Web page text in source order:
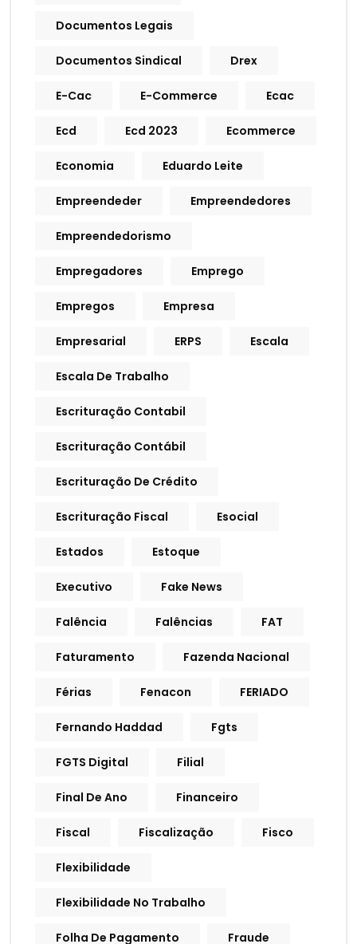
Documentos Legais
Documentos Sindical Drex
E-Cac E-Commerce Ecac
Ecd Ecd 2023 Ecommerce
Economia Eduardo Leite
Empreendeder Empreendedores
Empreendedorismo
Empregadores Emprego
Empregos Empresa
Empresarial ERPS Escala
Escala De Trabalho
Escrituração Contabil
Escrituração Contábil
Escrituração De Crédito
Escrituração Fiscal Esocial
Estados Estoque
Executivo Fake News
Falência Falências FAT
Faturamento Fazenda Nacional
Férias Fenacon FERIADO
Fernando Haddad Fgts
FGTS Digital Filial
Final De Ano Financeiro
Fiscal Fiscalização Fisco
Flexibilidade
Flexibilidade No Trabalho
Folha De Pagamento Fraude